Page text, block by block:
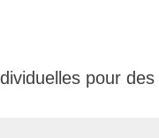
pour